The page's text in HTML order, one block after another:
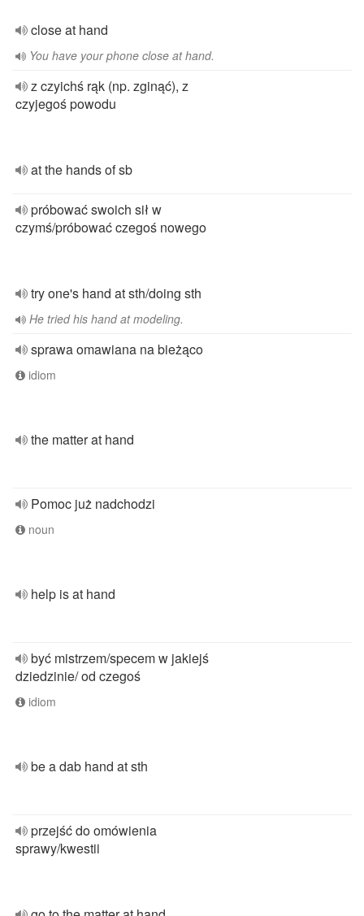
close at hand
You have your phone close at hand.
z czyichś rąk (np. zginąć), z
czyjegoś powodu
at the hands of sb
próbować swoich sił w
czymś/próbować czegoś nowego
try one's hand at sth/doing sth
He tried his hand at modeling.
sprawa omawiana na bieżąco
idiom
the matter at hand
Pomoc już nadchodzi
noun
help is at hand
być mistrzem/specem w jakiejś
dziedzinie/ od czegoś
idiom
be a dab hand at sth
przejść do omówienia
sprawy/kwestii